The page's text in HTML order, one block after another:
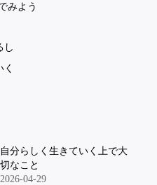
みよう
し
自分らしく生きていく上で大
切なこと
2026-04-29